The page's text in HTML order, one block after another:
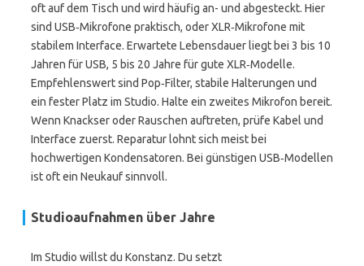
oft auf dem Tisch und wird häufig an- und abgesteckt. Hier
sind USB‑Mikrofone praktisch, oder XLR‑Mikrofone mit
stabilem Interface. Erwartete Lebensdauer liegt bei 3 bis 10
Jahren für USB, 5 bis 20 Jahre für gute XLR‑Modelle.
Empfehlenswert sind Pop‑Filter, stabile Halterungen und
ein fester Platz im Studio. Halte ein zweites Mikrofon bereit.
Wenn Knackser oder Rauschen auftreten, prüfe Kabel und
Interface zuerst. Reparatur lohnt sich meist bei
hochwertigen Kondensatoren. Bei günstigen USB‑Modellen
ist oft ein Neukauf sinnvoll.
Studioaufnahmen über Jahre
Im Studio willst du Konstanz. Du setzt